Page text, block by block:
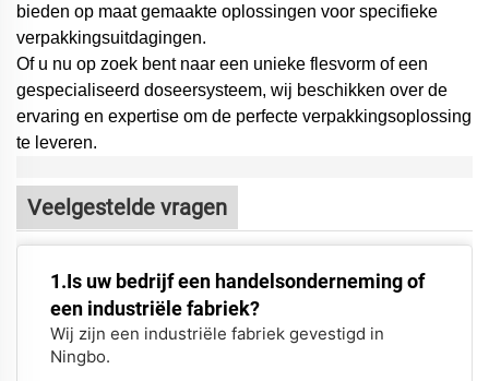
bieden op maat gemaakte oplossingen voor specifieke
verpakkingsuitdagingen.
Of u nu op zoek bent naar een unieke flesvorm of een
gespecialiseerd doseersysteem, wij beschikken over de
ervaring en expertise om de perfecte verpakkingsoplossing
te leveren.
Veelgestelde vragen
1.Is uw bedrijf een handelsonderneming of
een industriële fabriek?
Wij zijn een industriële fabriek gevestigd in
Ningbo.